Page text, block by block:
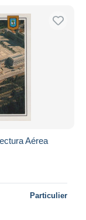
Aérea
Particulier